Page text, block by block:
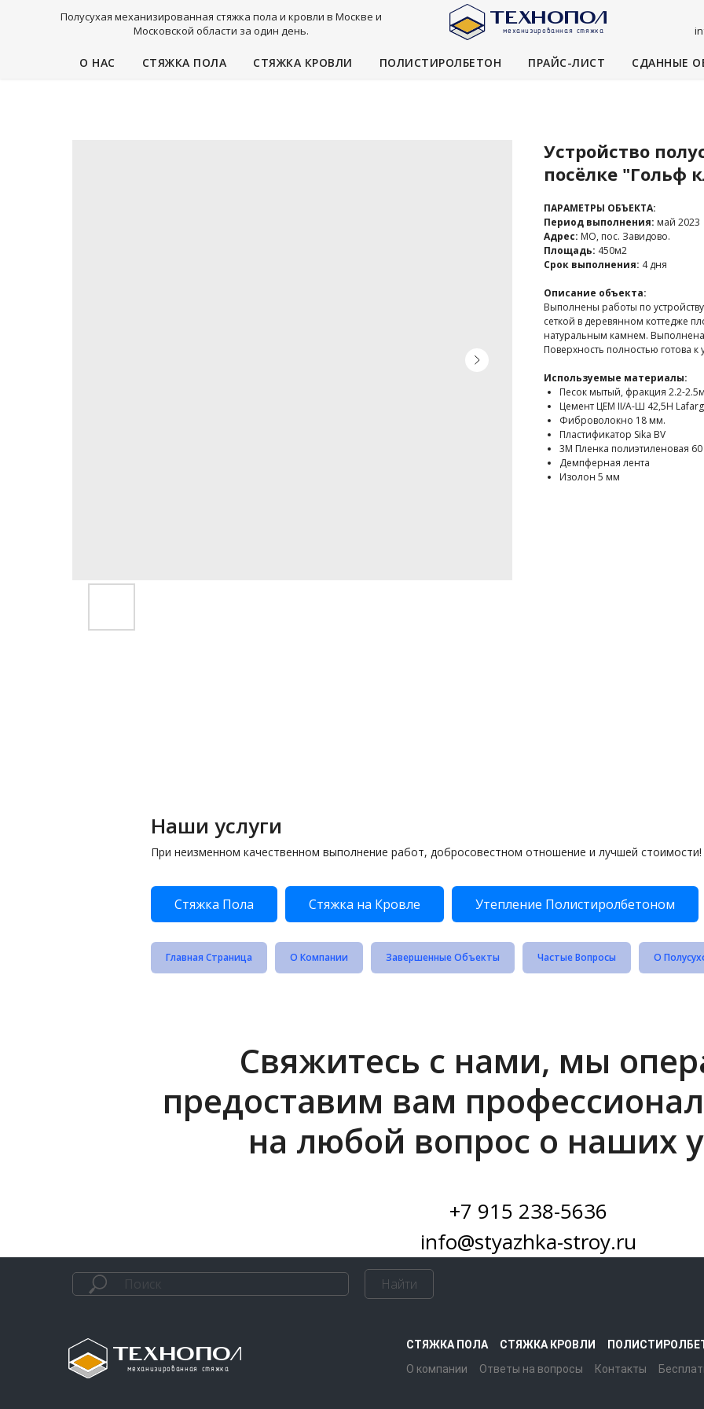
Полусухая механизированная стяжка пола и кровли в Москве и
Московской области за один день.
О НАС СТЯЖКА ПОЛА СТЯЖКА КРОВЛИ ПОЛИСТИРОЛБЕТОН ПРАЙС-ЛИСТ СДАННЫЕ
Устройство
посёлке "Гольф
ПАРАМЕТРЫ ОБЪЕКТА:
Период выполнения: май 2023
Адрес: МО, пос. Завидово.
Площадь: 450м2
Срок выполнения: 4 дня
Описание объекта:
Выполнены работы по
сеткой в деревянном коттедже
натуральным камнем.
Поверхность полностью готова к
Используемые материалы:
Песок мытый, фракция 2.2-
Цемент ЦЕМ II/A-Ш 42,5Н
Фиброволокно 18 мм.
Пластификатор Sika BV
3M Пленка полиэтиленовая
Демпферная лента
Изолон 5 мм
Наши услуги
При неизменном качественном выполнение работ, добросовестном отношение и лучшей стоимости!
Стяжка Пола Стяжка на Кровле Утепление Полистиролбетоном
Главная Страница О Компании Завершенные Объекты Частые Вопросы О
Свяжитесь с нами, мы
предоставим вам
на любой вопрос о наших
+7 915 238-5636
info@styazhka-stroy.ru
Найти
СТЯЖКА ПОЛА СТЯЖКА КРОВЛИ
О компании
Ответы на вопросы Контакты